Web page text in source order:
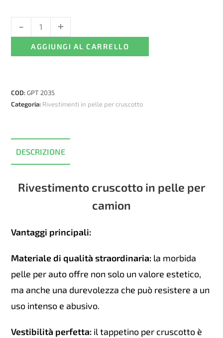
Rivestimento
cruscotto
T
(dopo
- +
AGGIUNGI AL CARRELLO
COD:GPT 2035
Categoria: Rivestimenti in pelle per cruscotto
DESCRIZIONE
Rivestimento cruscotto in pelle per
camion
Vantaggi principali:
Materiale di qualità straordinaria: la morbida
pelle per auto offre non solo un valore estetico,
ma anche una durevolezza che può resistere a un
uso intenso e abusivo.
Vestibilità perfetta: il tappetino per cruscotto è